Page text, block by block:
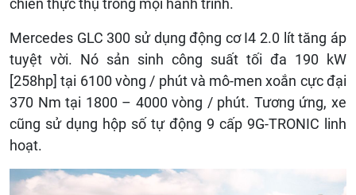
chiến thực thụ trong mọi hành trình.
Mercedes GLC 300 sử dụng động cơ I4 2.0 lít tăng áp
tuyệt vời. Nó sản sinh công suất tối đa 190 kW
[258hp] tại 6100 vòng / phút và mô-men xoắn cực đại
370 Nm tại 1800 – 4000 vòng / phút. Tương ứng, xe
cũng sử dụng hộp số tự động 9 cấp 9G-TRONIC linh
hoạt.